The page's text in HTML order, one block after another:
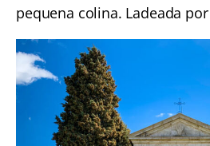
pequena colina. Ladeada